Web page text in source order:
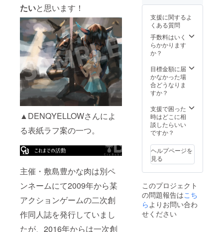
たいと思います！
▲DENQYELLOWさんによ
る表紙ラフ案の一つ。
主催・敷島豊かな肉は別ペ
ンネームにて2009年から某
アクションゲームの二次創
作同人誌を発行していまし
たが、2016年からは一次創
支援に関するよ
くある質問
手数料はいく
らかかります
か？
目標金額に届
かなかった場
合どうなりま
すか？
支援で困った
時はどこに相
談したらいい
ですか？
ヘルプページを
見る
このプロジェクト
の問題報告はこち
らよりお問い合わ
せください